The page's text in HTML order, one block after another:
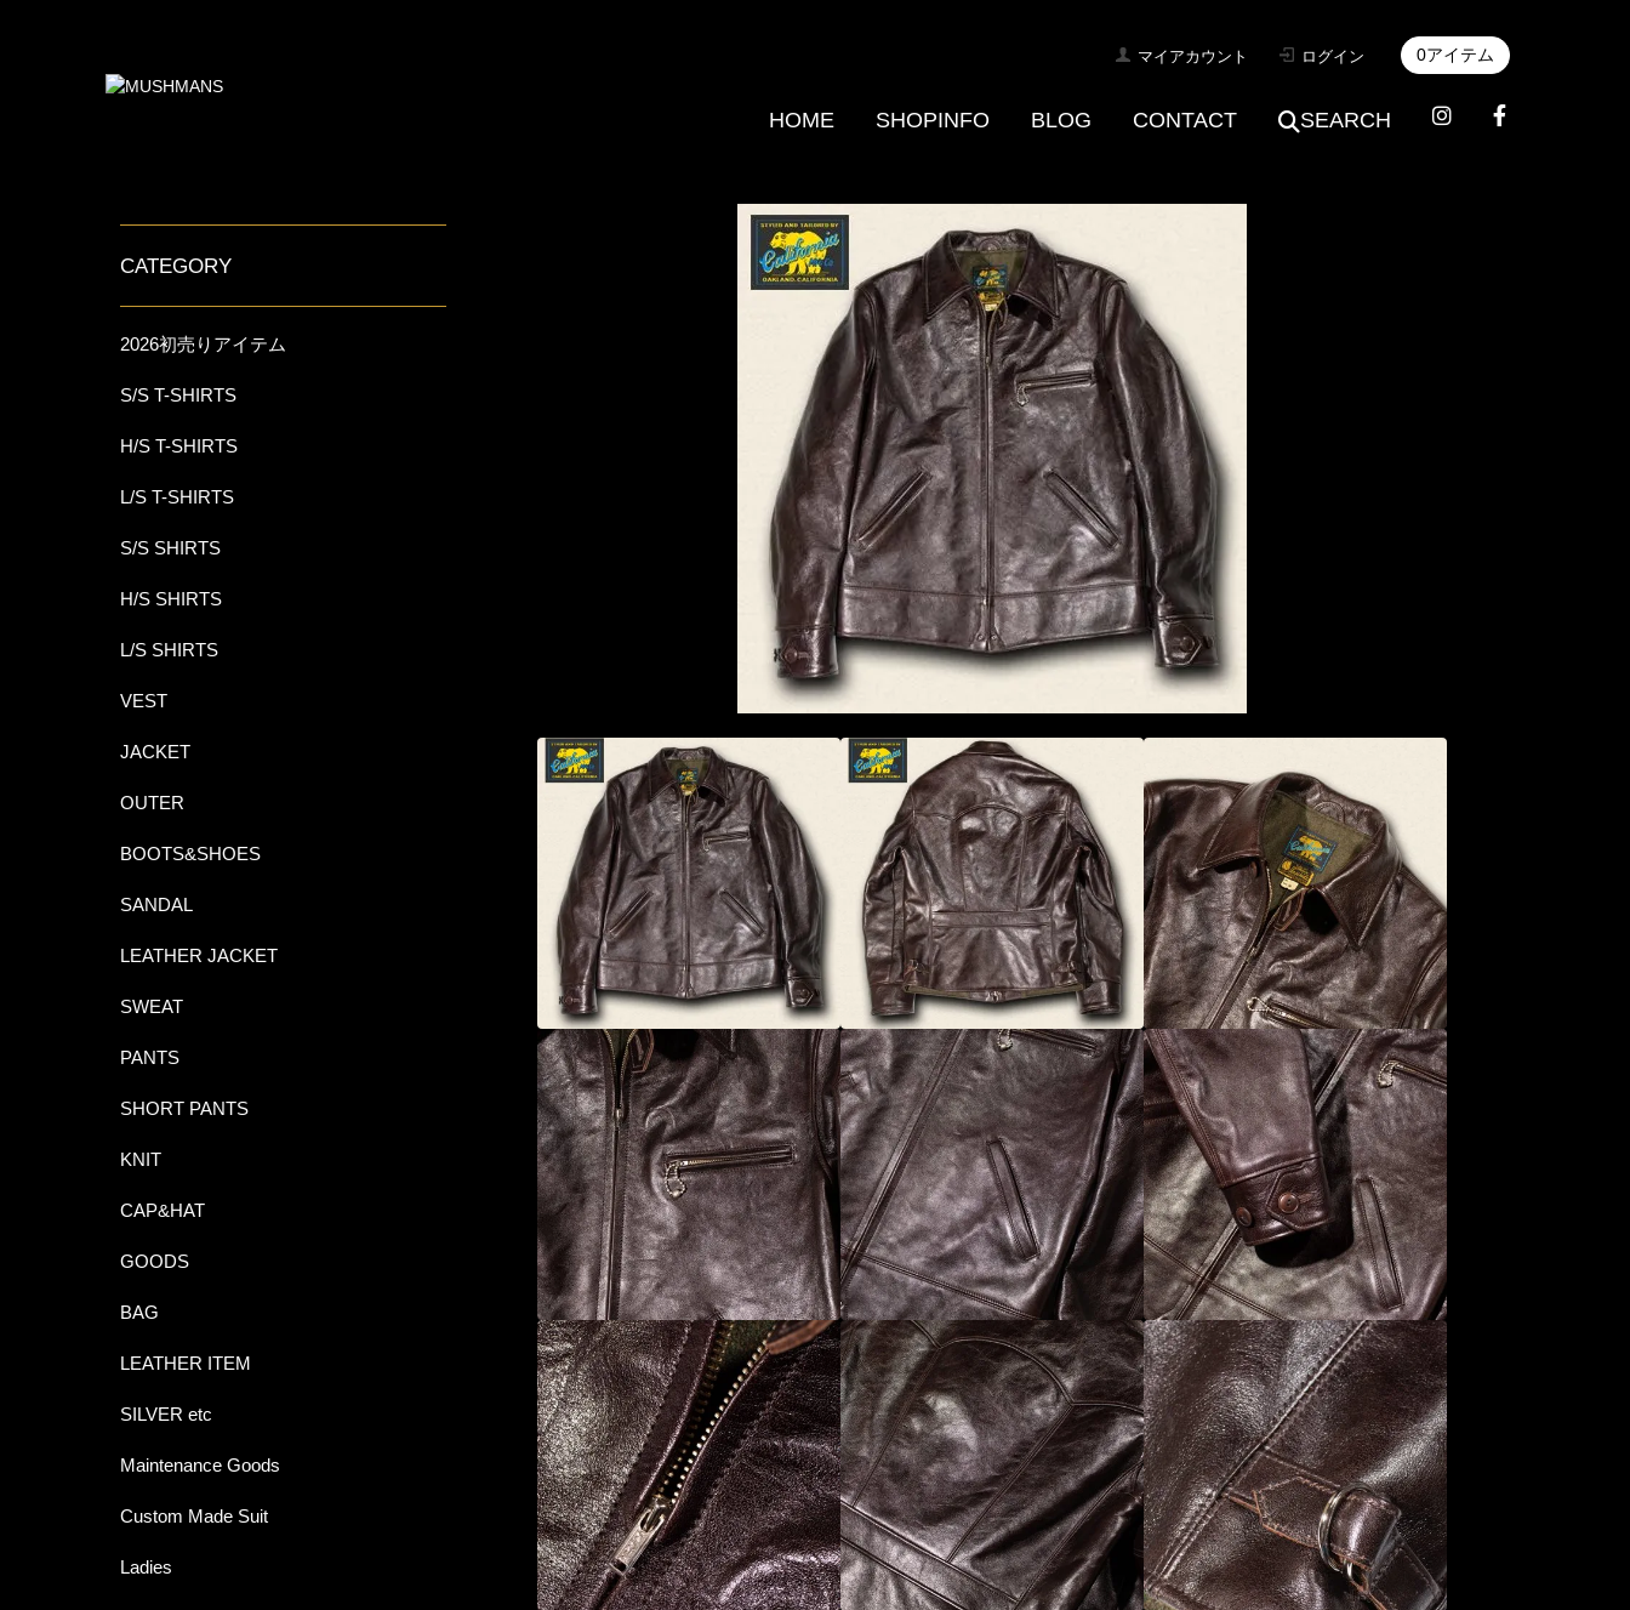
0アイテム
マイアカウント ログイン
HOME SHOPINFO BLOG CONTACT SEARCH
CATEGORY
2026初売りアイテム
S/S T-SHIRTS
H/S T-SHIRTS
L/S T-SHIRTS
S/S SHIRTS
H/S SHIRTS
L/S SHIRTS
VEST
JACKET
OUTER
BOOTS&SHOES
SANDAL
LEATHER JACKET
SWEAT
PANTS
SHORT PANTS
KNIT
CAP&HAT
GOODS
BAG
LEATHER ITEM
SILVER etc
Maintenance Goods
Custom Made Suit
Ladies